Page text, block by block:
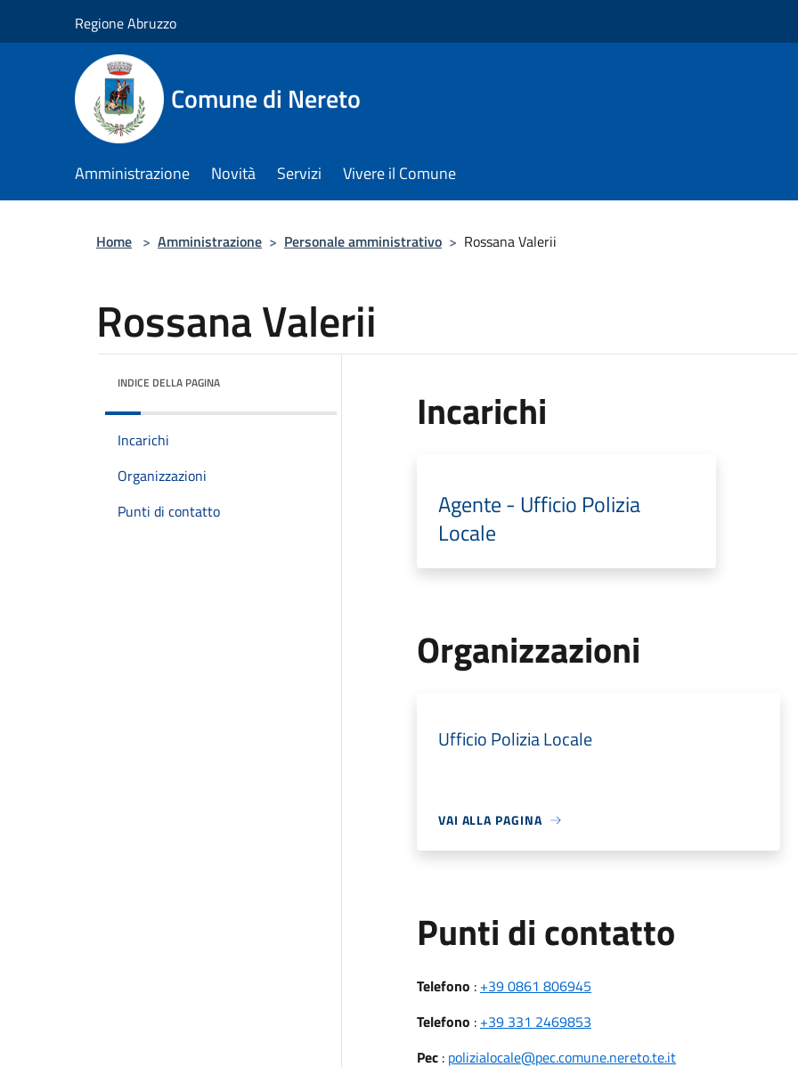
Regione Abruzzo
Comune di Nereto
Amministrazione Novità Servizi Vivere il Comune
Home > Amministrazione > Personale amministrativo > Rossana Valerii
Rossana Valerii
INDICE DELLA PAGINA
Incarichi
Organizzazioni
Punti di contatto
Incarichi
Agente - Ufficio Polizia
Locale
Organizzazioni
Ufficio Polizia Locale
VAI ALLA PAGINA
Punti di contatto
Telefono : +39 0861 806945
Telefono : +39 331 2469853
Pec: polizialocale@pec.comune.nereto.te.it